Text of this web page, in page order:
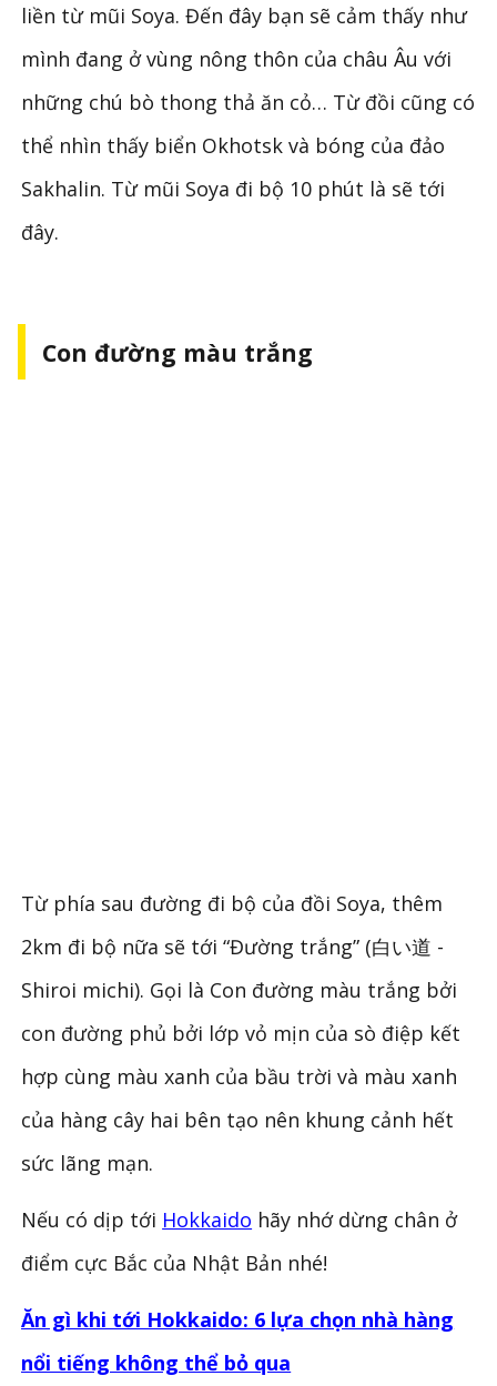
liền từ mũi Soya. Đến đây bạn sẽ cảm thấy như
mình đang ở vùng nông thôn của châu Âu với
những chú bò thong thả ăn cỏ… Từ đồi cũng có
thể nhìn thấy biển Okhotsk và bóng của đảo
Sakhalin. Từ mũi Soya đi bộ 10 phút là sẽ tới
đây.
Con đường màu trắng
Từ phía sau đường đi bộ của đồi Soya, thêm
2km đi bộ nữa sẽ tới “Đường trắng” (白い道 -
Shiroi michi). Gọi là Con đường màu trắng bởi
con đường phủ bởi lớp vỏ mịn của sò điệp kết
hợp cùng màu xanh của bầu trời và màu xanh
của hàng cây hai bên tạo nên khung cảnh hết
sức lãng mạn.
Nếu có dịp tới Hokkaido hãy nhớ dừng chân ở
điểm cực Bắc của Nhật Bản nhé!
Ăn gì khi tới Hokkaido: 6 lựa chọn nhà hàng
nổi tiếng không thể bỏ qua